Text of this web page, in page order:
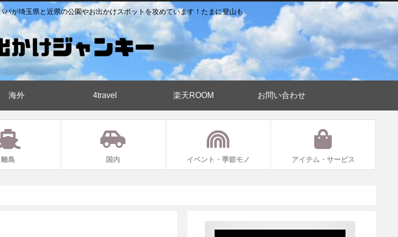
パが埼玉県と近県の公園やお出かけスポットを攻めています！たまに登山も
海外 4travel 楽天ROOM お問い合わせ
離島 国内 イベント・季節モノ アイテム・サービス